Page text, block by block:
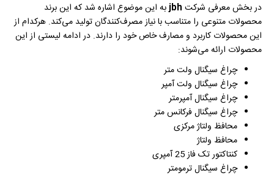
در بخش معرفی شرکت jbhبه این موضوع اشاره شد که این برند
محصولات متنوعی را متناسب با نیاز مصرف‌کنندگان تولید می‌کند. هرکدام از
این محصولات کاربرد و مصارف خاص خود را دارند. در ادامه لیستی از این
محصولات ارائه می‌شوند:
چراغ سیگنال ولت متر
چراغ سیگنال ولت آمپر
چراغ سیگنال آمپرمتر
چراغ سیگنال فرکانس متر
محافظ ولتاژ مرکزی
محافظ ولتاژ
کنتاکتور تک فاز 25 آمپری
چراغ سیگنال ترمومتر